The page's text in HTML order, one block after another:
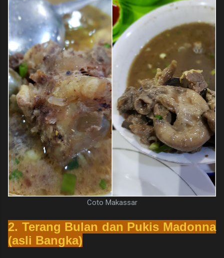
Coto Makassar
2. Terang Bulan dan Pukis Madonna
(asli Bangka)